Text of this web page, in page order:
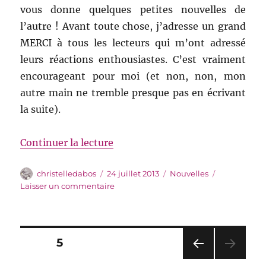
vous donne quelques petites nouvelles de
l’autre ! Avant toute chose, j’adresse un grand
MERCI à tous les lecteurs qui m’ont adressé
leurs réactions enthousiastes. C’est vraiment
encourageant pour moi (et non, non, mon
autre main ne tremble presque pas en écrivant
la suite).
Continuer la lecture
Auteur
christelledabos
Publié
le
24 juillet 2013 Catégories
Nouvelles
Laisser un commentairesur
Pagination
PAGE5